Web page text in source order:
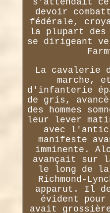
devoir
fédérale,
la plupart des
se dirigeant
La cavalerie
marche,
d'infanterie
de gris,
des hommes
leur lever
avec
manifeste
imminente.
avançait sur
le long de la
Richmond-
apparut. Il
évident pour
avait